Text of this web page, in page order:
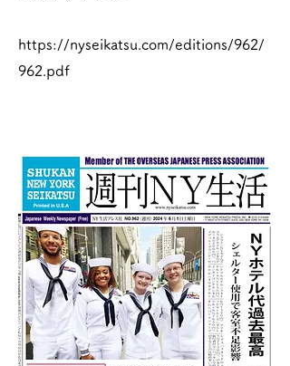
https://nyseikatsu.com/editions/962/
962.pdf